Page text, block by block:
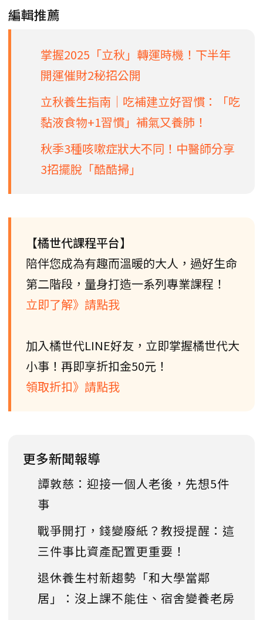
編輯推薦
掌握2025「立秋」轉運時機！下半年
開運催財2秘招公開
立秋養生指南｜吃補建立好習慣：「吃
黏液食物+1習慣」補氣又養肺！
秋季3種咳嗽症狀大不同！中醫師分享
3招擺脫「酷酷掃」
【橘世代課程平台】
陪伴您成為有趣而溫暖的大人，過好生命
第二階段，量身打造一系列專業課程！
立即了解》請點我
加入橘世代LINE好友，立即掌握橘世代大
小事！再即享折扣金50元！
領取折扣》請點我
更多新聞報導
譚敦慈：迎接一個人老後，先想5件
事
戰爭開打，錢變廢紙？教授提醒：這
三件事比資產配置更重要！
退休養生村新趨勢「和大學當鄰
居」：沒上課不能住、宿舍變養老房